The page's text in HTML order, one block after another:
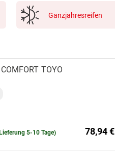
Ganzjahresreifen
TOYO
78,94 €
5-10 Tage)